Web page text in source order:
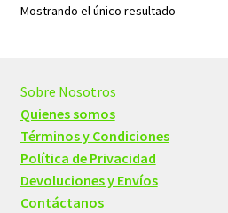
Mostrando el único resultado
Sobre Nosotros
Quienes somos
Términos y Condiciones
Política de Privacidad
Devoluciones y Envíos
Contáctanos